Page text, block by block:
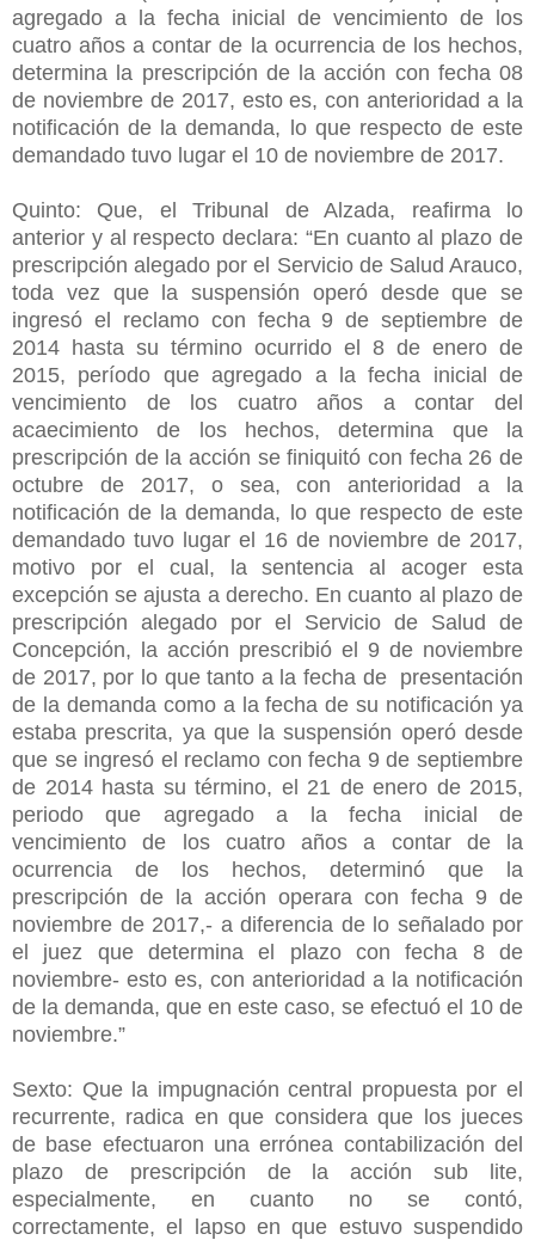
agregado a la fecha inicial de vencimiento de los
cuatro años a contar de la ocurrencia de los hechos,
determina la prescripción de la acción con fecha 08
de noviembre de 2017, esto es, con anterioridad a la
notificación de la demanda, lo que respecto de este
demandado tuvo lugar el 10 de noviembre de 2017.
Quinto: Que, el Tribunal de Alzada, reafirma lo
anterior y al respecto declara: “En cuanto al plazo de
prescripción alegado por el Servicio de Salud Arauco,
toda vez que la suspensión operó desde que se
ingresó el reclamo con fecha 9 de septiembre de
2014 hasta su término ocurrido el 8 de enero de
2015, período que agregado a la fecha inicial de
vencimiento de los cuatro años a contar del
acaecimiento de los hechos, determina que la
prescripción de la acción se finiquitó con fecha 26 de
octubre de 2017, o sea, con anterioridad a la
notificación de la demanda, lo que respecto de este
demandado tuvo lugar el 16 de noviembre de 2017,
motivo por el cual, la sentencia al acoger esta
excepción se ajusta a derecho. En cuanto al plazo de
prescripción alegado por el Servicio de Salud de
Concepción, la acción prescribió el 9 de noviembre
de 2017, por lo que tanto a la fecha de presentación
de la demanda como a la fecha de su notificación ya
estaba prescrita, ya que la suspensión operó desde
que se ingresó el reclamo con fecha 9 de septiembre
de 2014 hasta su término, el 21 de enero de 2015,
periodo que agregado a la fecha inicial de
vencimiento de los cuatro años a contar de la
ocurrencia de los hechos, determinó que la
prescripción de la acción operara con fecha 9 de
noviembre de 2017,- a diferencia de lo señalado por
el juez que determina el plazo con fecha 8 de
noviembre- esto es, con anterioridad a la notificación
de la demanda, que en este caso, se efectuó el 10 de
noviembre.”
Sexto: Que la impugnación central propuesta por el
recurrente, radica en que considera que los jueces
de base efectuaron una errónea contabilización del
plazo de prescripción de la acción sub lite,
especialmente, en cuanto no se contó,
correctamente, el lapso en que estuvo suspendido